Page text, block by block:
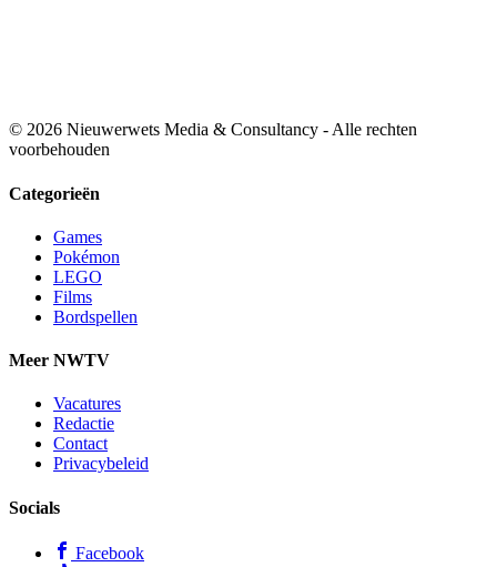
© 2026 Nieuwerwets Media & Consultancy - Alle rechten
voorbehouden
Categorieën
Games
Pokémon
LEGO
Films
Bordspellen
Meer NWTV
Vacatures
Redactie
Contact
Privacybeleid
Socials
Facebook